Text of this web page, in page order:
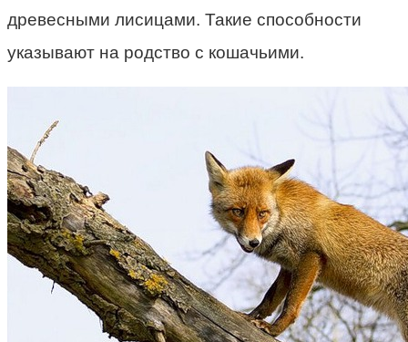
древесными лисицами. Такие способности
указывают на родство с кошачьими.